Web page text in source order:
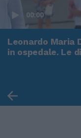
00:00
Leonardo Maria
in ospedale. Le